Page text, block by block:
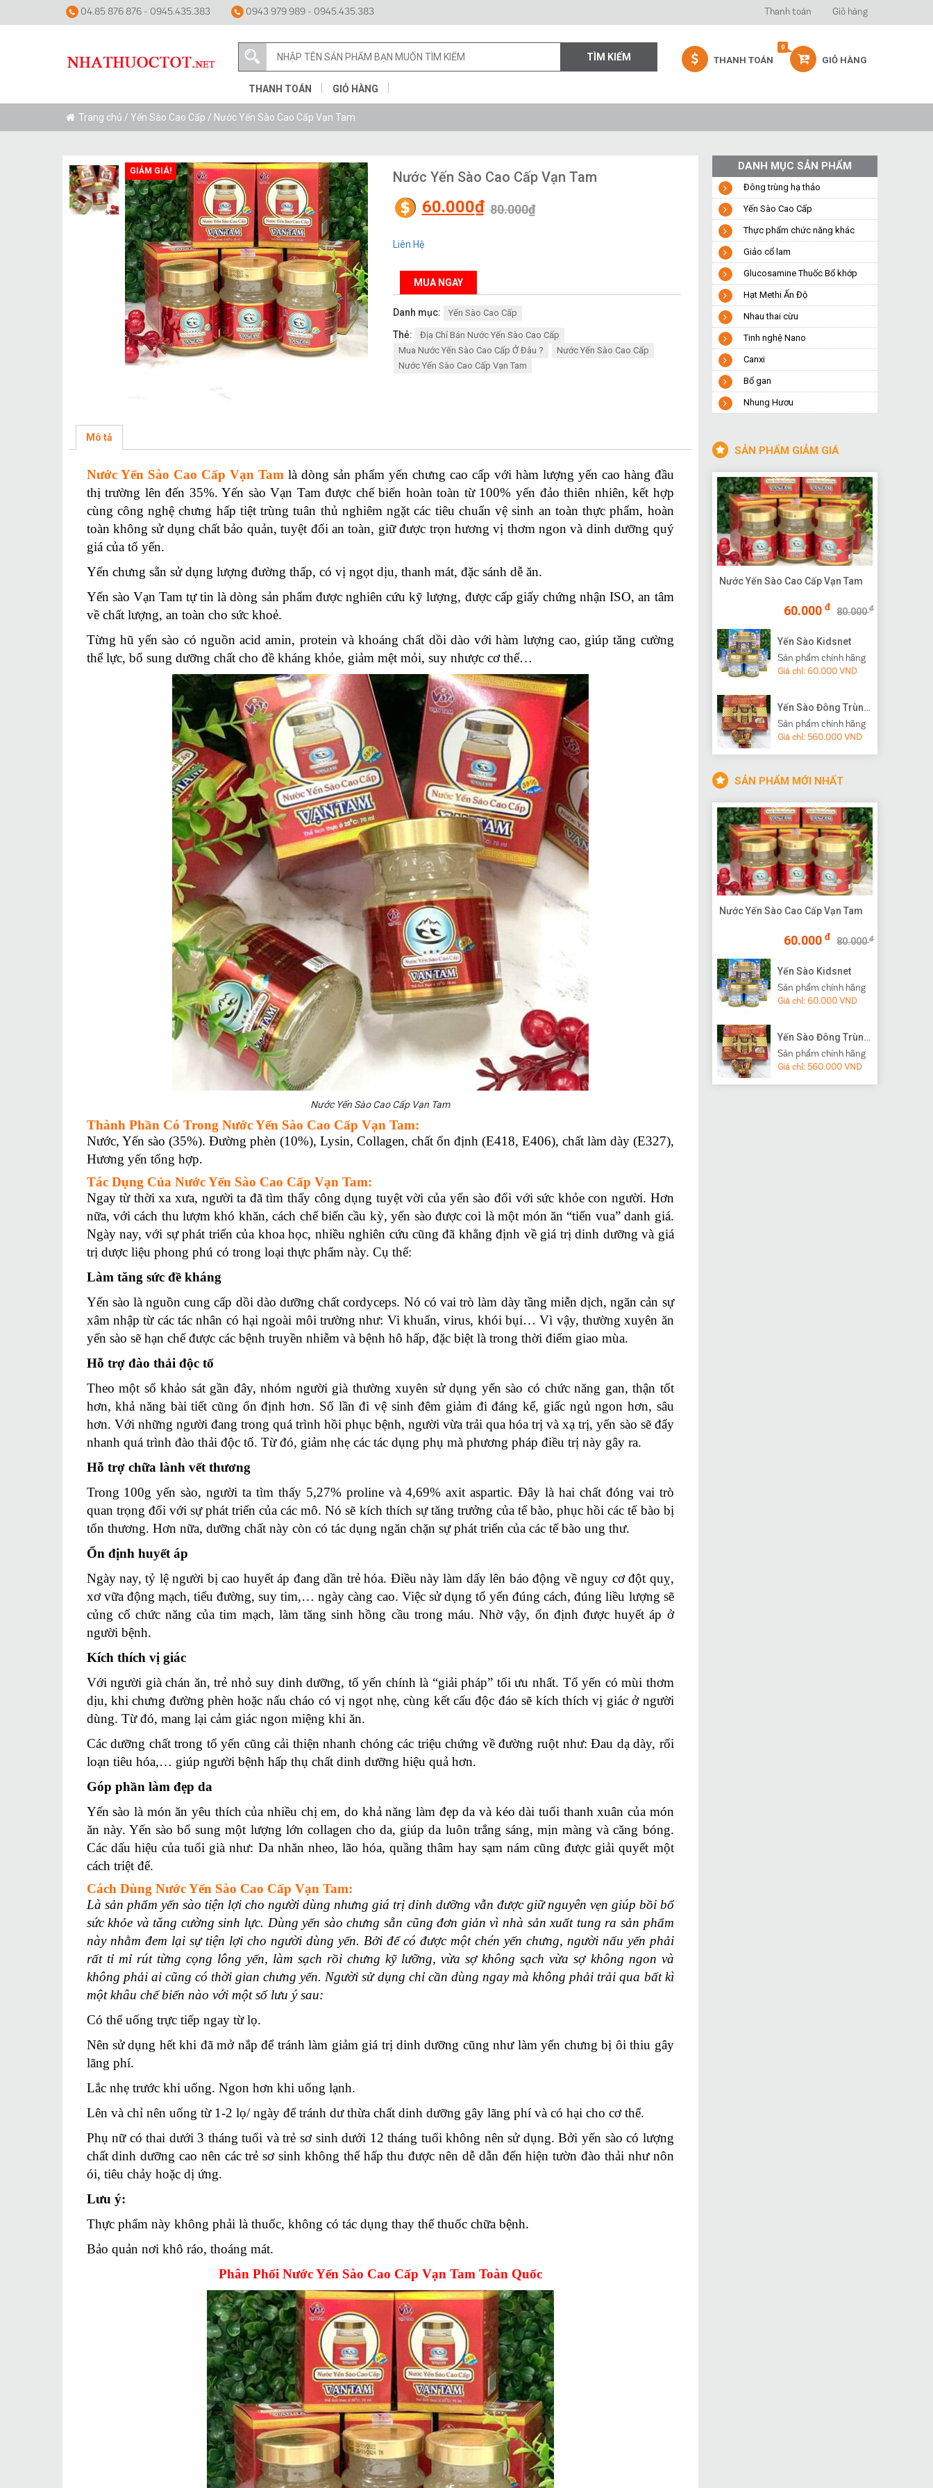
04.85 876 876 - 0945.435.383 0943 979 989 - 0945.435.383 Thanh toán Giỏ hàng
THANH TOÁN GIỎ HÀNG
THANH TOÁN
0
GIỎ HÀNG
Trang chủ / Yến Sào Cao Cấp / Nước Yến Sào Cao Cấp Vạn Tam
GIẢM GIÁ! Nước Yến Sào Cao Cấp Vạn Tam
80.000₫Giá
60.000₫
Giá
60.000₫.
Liên Hệ
Danh mục: Yến Sào Cao Cấp
Thẻ:
Địa Chỉ Bán Nước Yến Sào Cao Cấp
Mua Nước Yến Sào Cao Cấp Ở Đâu ?
Nước Yến Sào Cao Cấp
Nước Yến Sào Cao Cấp Vạn Tam
Mô tả
Nước Yến Sào Cao Cấp Vạn Tam là dòng sản phẩm yến chưng cao cấp với hàm lượng yến cao hàng đầu
thị trường lên đến 35%. Yến sào Vạn Tam được chế biến hoàn toàn từ 100% yến đảo thiên nhiên, kết hợp
cùng công nghệ chưng hấp tiệt trùng tuân thủ nghiêm ngặt các tiêu chuẩn vệ sinh an toàn thực phẩm, hoàn
toàn không sử dụng chất bảo quản, tuyệt đối an toàn, giữ được trọn hương vị thơm ngon và dinh dưỡng quý
giá của tổ yến.
Yến chưng sẵn sử dụng lượng đường thấp, có vị ngọt dịu, thanh mát, đặc sánh dễ ăn.
Yến sào Vạn Tam tự tin là dòng sản phẩm được nghiên cứu kỹ lượng, được cấp giấy chứng nhận ISO, an tâm
về chất lượng, an toàn cho sức khoẻ.
Từng hũ yến sào có nguồn acid amin, protein và khoáng chất dồi dào với hàm lượng cao, giúp tăng cường
thể lực, bổ sung dưỡng chất cho đề kháng khỏe, giảm mệt mỏi, suy nhược cơ thể…
Nước Yến Sào Cao Cấp Vạn Tam
Thành Phần Có Trong Nước Yến Sào Cao Cấp Vạn Tam:
Nước, Yến sào (35%). Đường phèn (10%), Lysin, Collagen, chất ổn định (E418, E406), chất làm dày (E327),
Hương yến tổng hợp.
Tác Dụng Của Nước Yến Sào Cao Cấp Vạn Tam:
Ngay từ thời xa xưa, người ta đã tìm thấy công dụng tuyệt vời của yến sào đối với sức khỏe con người. Hơn
nữa, với cách thu lượm khó khăn, cách chế biến cầu kỳ, yến sào được coi là một món ăn “tiến vua” danh giá.
Ngày nay, với sự phát triển của khoa học, nhiều nghiên cứu cũng đã khẳng định về giá trị dinh dưỡng và giá
trị dược liệu phong phú có trong loại thực phẩm này. Cụ thể:
Làm tăng sức đề kháng
Yến sào là nguồn cung cấp dồi dào dưỡng chất cordyceps. Nó có vai trò làm dày tầng miễn dịch, ngăn cản sự
xâm nhập từ các tác nhân có hại ngoài môi trường như: Vi khuẩn, virus, khói bụi… Vì vậy, thường xuyên ăn
yến sào sẽ hạn chế được các bệnh truyền nhiễm và bệnh hô hấp, đặc biệt là trong thời điểm giao mùa.
Hỗ trợ đào thải độc tố
Theo một số khảo sát gần đây, nhóm người già thường xuyên sử dụng yến sào có chức năng gan, thận tốt
hơn, khả năng bài tiết cũng ổn định hơn. Số lần đi vệ sinh đêm giảm đi đáng kể, giấc ngủ ngon hơn, sâu
hơn. Với những người đang trong quá trình hồi phục bệnh, người vừa trải qua hóa trị và xạ trị, yến sào sẽ đẩy
nhanh quá trình đào thải độc tố. Từ đó, giảm nhẹ các tác dụng phụ mà phương pháp điều trị này gây ra.
Hỗ trợ chữa lành vết thương
Trong 100g yến sào, người ta tìm thấy 5,27% proline và 4,69% axit aspartic. Đây là hai chất đóng vai trò
quan trọng đối với sự phát triển của các mô. Nó sẽ kích thích sự tăng trưởng của tế bào, phục hồi các tế bào bị
tổn thương. Hơn nữa, dưỡng chất này còn có tác dụng ngăn chặn sự phát triển của các tế bào ung thư.
Ổn định huyết áp
Ngày nay, tỷ lệ người bị cao huyết áp đang dần trẻ hóa. Điều này làm dấy lên báo động về nguy cơ đột quỵ,
xơ vữa động mạch, tiểu đường, suy tim,… ngày càng cao. Việc sử dụng tổ yến đúng cách, đúng liều lượng sẽ
củng cố chức năng của tim mạch, làm tăng sinh hồng cầu trong máu. Nhờ vậy, ổn định được huyết áp ở
người bệnh.
Kích thích vị giác
Với người già chán ăn, trẻ nhỏ suy dinh dưỡng, tổ yến chính là “giải pháp” tối ưu nhất. Tổ yến có mùi thơm
dịu, khi chưng đường phèn hoặc nấu cháo có vị ngọt nhẹ, cùng kết cấu độc đáo sẽ kích thích vị giác ở người
dùng. Từ đó, mang lại cảm giác ngon miệng khi ăn.
Các dưỡng chất trong tổ yến cũng cải thiện nhanh chóng các triệu chứng về đường ruột như: Đau dạ dày, rối
loạn tiêu hóa,… giúp người bệnh hấp thụ chất dinh dưỡng hiệu quả hơn.
Góp phần làm đẹp da
Yến sào là món ăn yêu thích của nhiều chị em, do khả năng làm đẹp da và kéo dài tuổi thanh xuân của món
ăn này. Yến sào bổ sung một lượng lớn collagen cho da, giúp da luôn trắng sáng, mịn màng và căng bóng.
Các dấu hiệu của tuổi già như: Da nhăn nheo, lão hóa, quầng thâm hay sạm nám cũng được giải quyết một
cách triệt để.
Cách Dùng Nước Yến Sào Cao Cấp Vạn Tam:
Là sản phẩm yến sào tiện lợi cho người dùng nhưng giá trị dinh dưỡng vẫn được giữ nguyên vẹn giúp bồi bổ
sức khỏe và tăng cường sinh lực. Dùng yến sào chưng sẵn cũng đơn giản vì nhà sản xuất tung ra sản phẩm
này nhằm đem lại sự tiện lợi cho người dùng yến. Bởi để có được một chén yến chưng, người nấu yến phải
rất tỉ mỉ rút từng cọng lông yến, làm sạch rồi chưng kỹ lưỡng, vừa sợ không sạch vừa sợ không ngon và
không phải ai cũng có thời gian chưng yến. Người sử dụng chỉ cần dùng ngay mà không phải trải qua bất kì
một khâu chế biến nào với một số lưu ý sau:
Có thể uống trực tiếp ngay từ lọ.
Nên sử dụng hết khi đã mở nắp để tránh làm giảm giá trị dinh dưỡng cũng như làm yến chưng bị ôi thiu gây
lãng phí.
Lắc nhẹ trước khi uống. Ngon hơn khi uống lạnh.
Lên và chỉ nên uống từ 1-2 lọ/ ngày để tránh dư thừa chất dinh dưỡng gây lãng phí và có hại cho cơ thể.
Phụ nữ có thai dưới 3 tháng tuổi và trẻ sơ sinh dưới 12 tháng tuổi không nên sử dụng. Bởi yến sào có lượng
chất dinh dưỡng cao nên các trẻ sơ sinh không thể hấp thu được nên dễ dẫn đến hiện tườn đào thải như nôn
ói, tiêu chảy hoặc dị ứng.
Lưu ý:
Thực phẩm này không phải là thuốc, không có tác dụng thay thế thuốc chữa bệnh.
Bảo quản nơi khô ráo, thoáng mát.
Phân Phối Nước Yến Sào Cao Cấp Vạn Tam Toàn Quốc
DANH MỤC SẢN PHẨM
Đông trùng hạ thảo
Yến Sào Cao Cấp
Thực phẩm chức năng khác
Giảo cổ lam
Glucosamine Thuốc Bổ khớp
Hạt Methi Ấn Độ
Nhau thai cừu
Tinh nghệ Nano
Canxi
Bổ gan
Nhung Hươu
SẢN PHẨM GIẢM GIÁ
Nước Yến Sào Cao Cấp Vạn Tam
60.000đ 80.000đ
Yến Sào Kidsnet
Sản phẩm chính hãng
Giá chỉ: 60.000 VND
Yến Sào Đông Trùng Hạ Thảo
Sản phẩm chính hãng
Giá chỉ: 560.000 VND
SẢN PHẨM MỚI NHẤT
Nước Yến Sào Cao Cấp Vạn Tam
60.000đ 80.000đ
Yến Sào Kidsnet
Sản phẩm chính hãng
Giá chỉ: 60.000 VND
Yến Sào Đông Trùng Hạ Thảo
Sản phẩm chính hãng
Giá chỉ: 560.000 VND